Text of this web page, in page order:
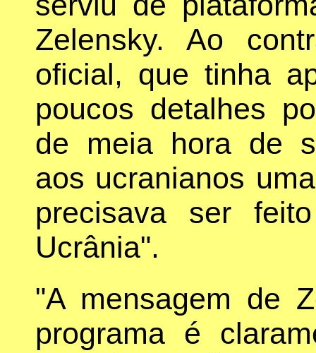
Zelensky. Ao
oficial, que tinha
poucos detalhes
de meia hora de
aos ucranianos
precisava ser
Ucrânia".
"A mensagem de
programa é